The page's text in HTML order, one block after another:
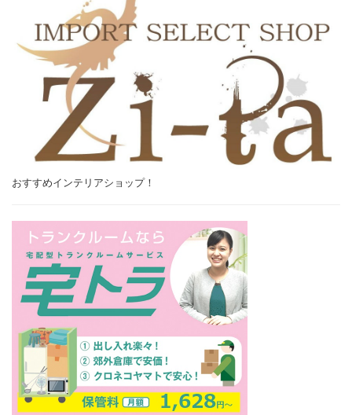
おすすめインテリアショップ！